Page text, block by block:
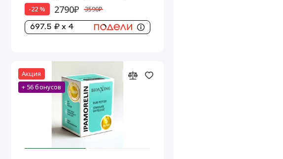
-22 % 2790₽ 3590₽
697.5 ₽ x 4
Акция
+ 56 бонусов